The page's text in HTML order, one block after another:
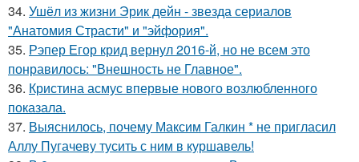
34. Ушёл из жизни Эрик дейн - звезда сериалов
"Анатомия Страсти" и "эйфория".
35. Рэпер Егор крид вернул 2016-й, но не всем это
понравилось: "Внешность не Главное".
36. Кристина асмус впервые нового возлюбленного
показала.
37. Выяснилось, почему Максим Галкин * не пригласил
Аллу Пугачеву тусить с ним в куршавель!